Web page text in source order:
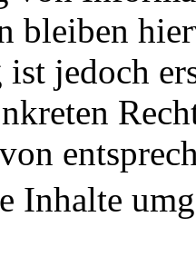
bleiben
jedoch
Inhalte